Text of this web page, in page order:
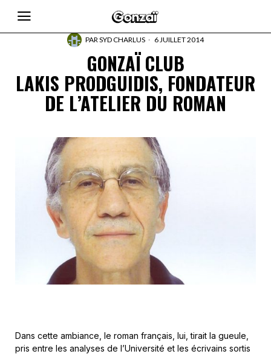
PARSYD CHARLUS 6 JUILLET 2014
GONZAÏ CLUB
LAKIS PRODGUIDIS, FONDATEUR
DE L’ATELIER DU ROMAN
Dans cette ambiance, le roman français, lui, tirait la gueule,
pris entre les analyses de l’Université et les écrivains sortis